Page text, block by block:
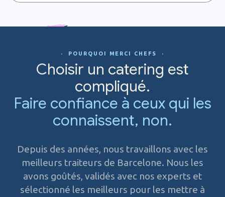
· POURQUOI MERCI CHEFS ·
Choisir un catering est
compliqué.
Faire confiance à ceux qui les
connaissent, non.
Depuis des années, nous travaillons avec les
meilleurs traiteurs de Barcelone. Nous les
avons goûtés, validés avec nos experts et
sélectionné les meilleurs pour les mettre à